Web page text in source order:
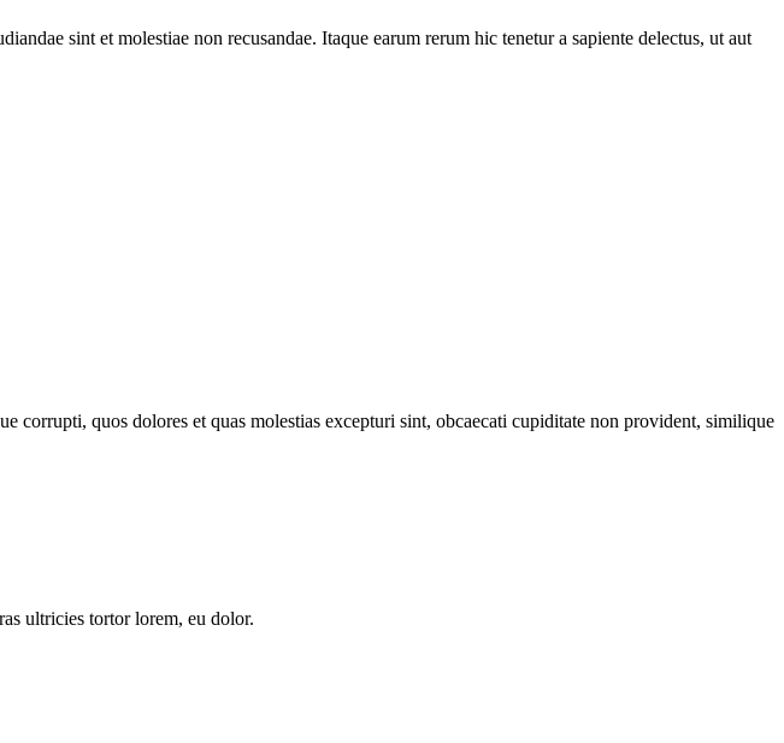
sint et molestiae non recusandae. Itaque earum rerum hic tenetur a sapiente delectus, ut aut
corrupti, quos dolores et quas molestias excepturi sint, obcaecati cupiditate non provident, similique
ultricies tortor lorem, eu dolor.